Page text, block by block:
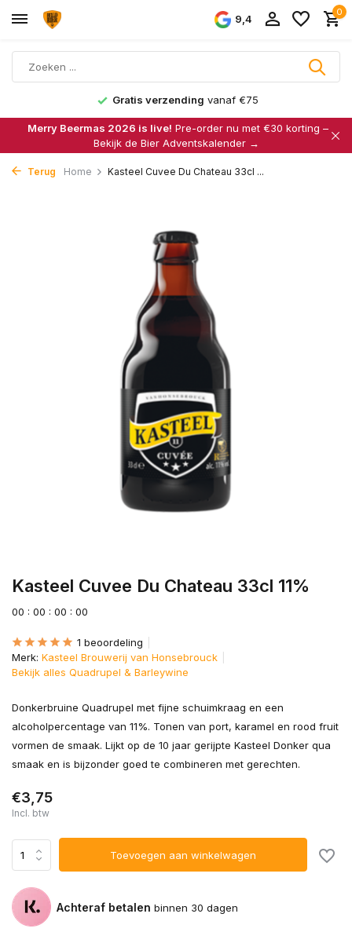
9,4
0
Gratis verzending vanaf €75
Merry Beermas 2026 is live! Pre-order nu met €30 korting –
Bekijk de Bier Adventskalender →
Terug Home Kasteel Cuvee Du Chateau 33cl ...
Kasteel Cuvee Du Chateau 33cl 11%
00 : 00 : 00 : 00
1 beoordeling
Merk: Kasteel Brouwerij van Honsebrouck
Bekijk alles Quadrupel & Barleywine
Donkerbruine Quadrupel met fijne schuimkraag en een
alcoholpercentage van 11%. Tonen van port, karamel en rood fruit
vormen de smaak. Lijkt op de 10 jaar gerijpte Kasteel Donker qua
smaak en is bijzonder goed te combineren met gerechten.
€3,75
Incl. btw
Toevoegen aan winkelwagen
Achteraf betalen binnen 30 dagen